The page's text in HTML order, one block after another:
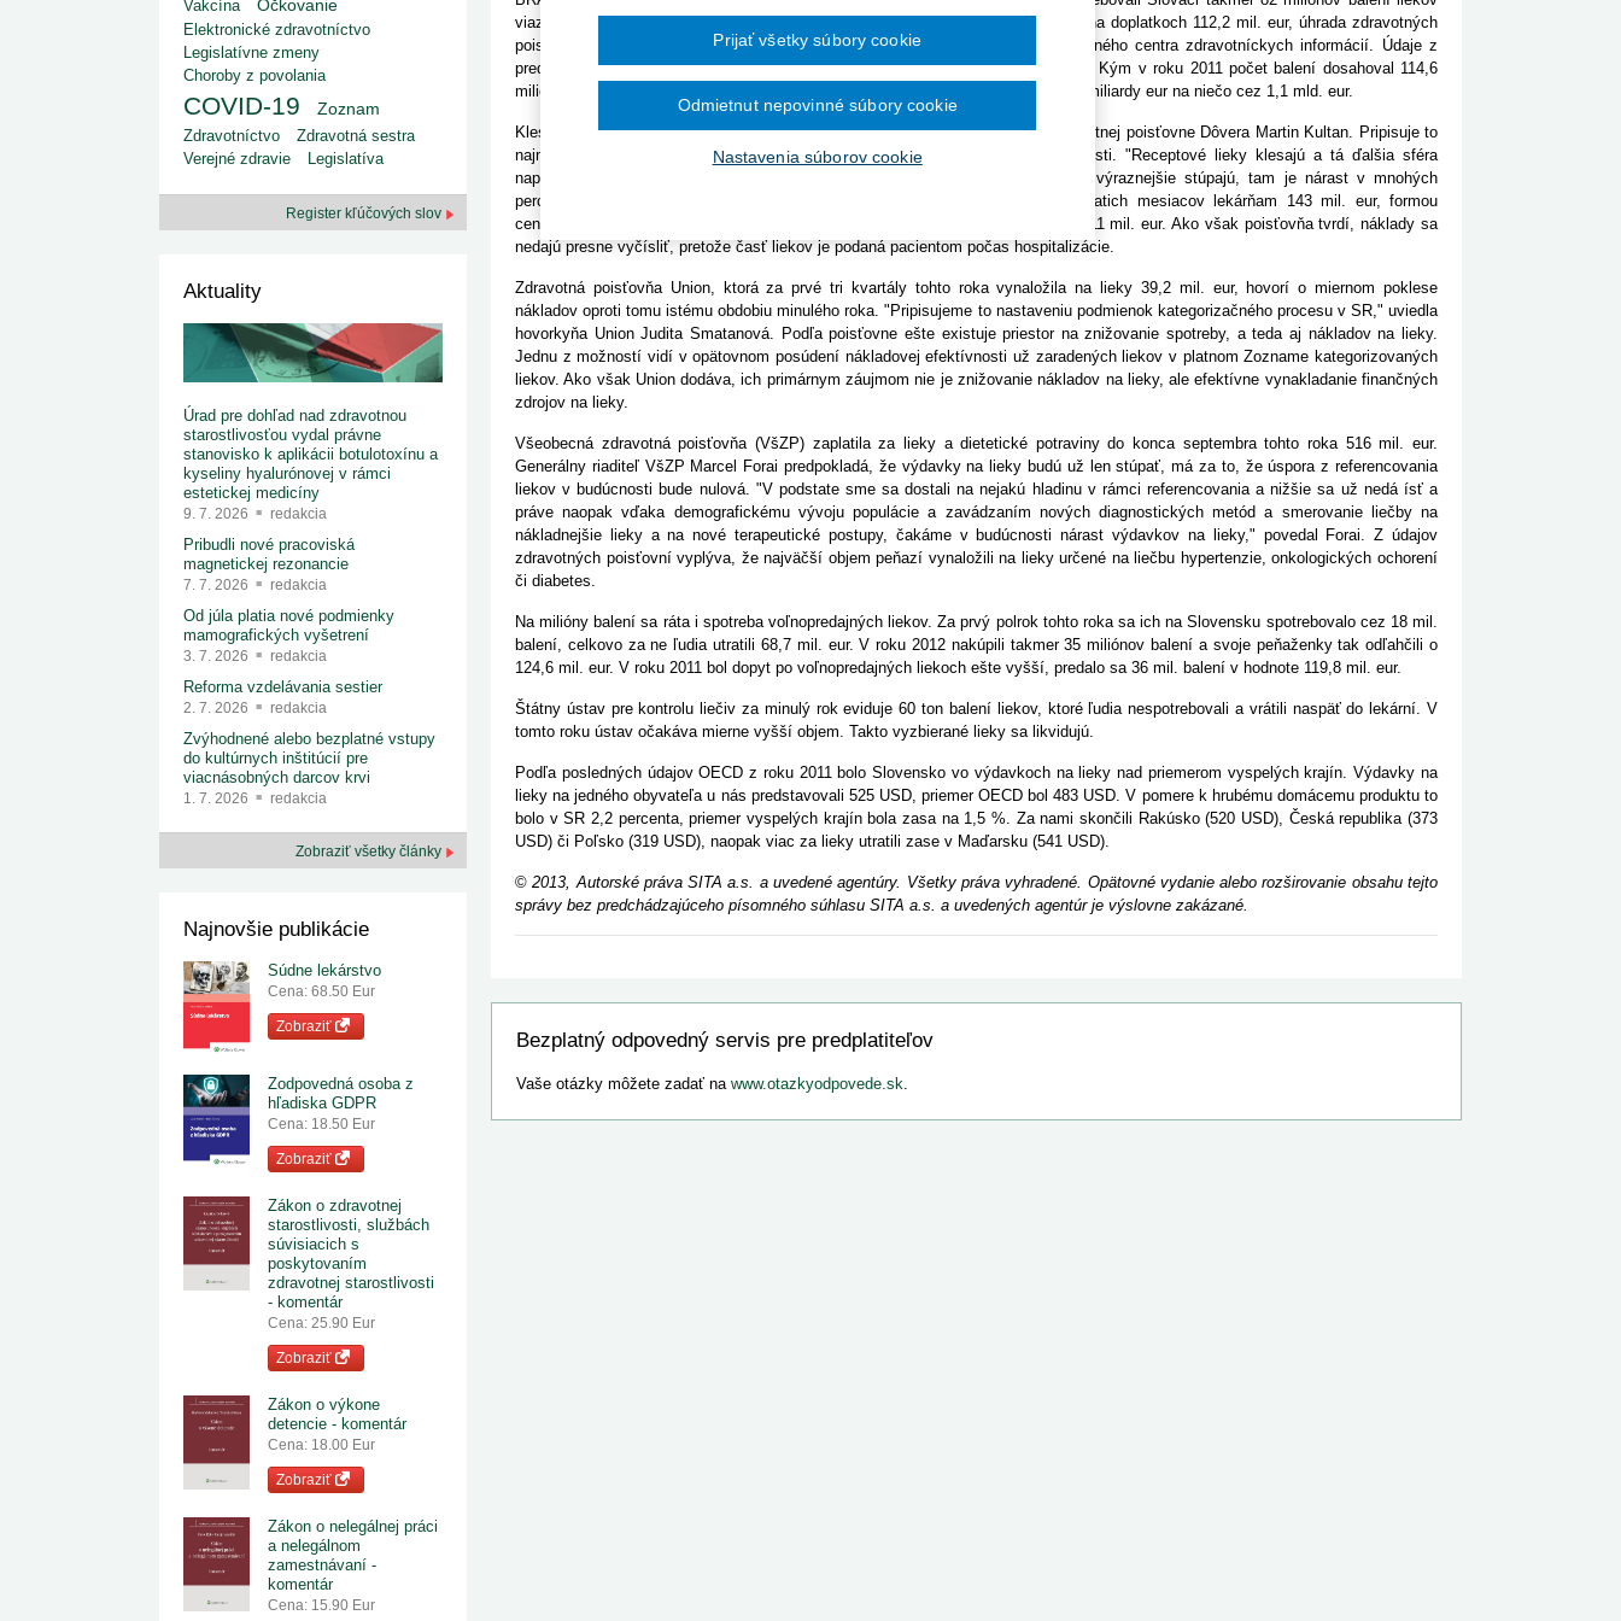
1. 7. 2026
redakcia
Ministerstvo zdravotníctva zverejnilo aktualizovaný
zoznam kategori...
29. 6. 2026
redakcia
Rezort zdravotníctva zverejnil zoznam
29. 6. 2026
redakcia
Výzva na podporu dostupnosti zdravotnej
2015
2012
Od 1. augusta 2026 sa začína šesťmesačné prechodné obdobie na
implementáciu nových elektronických služieb v elektronickej zdravotnej
Ročník 2013
Ročník 2012
Ročník 2010
Ročník 2026
viazaných na lekársky predpis v celkovej hodnote 860 mil. eur. Pacienti nechali na doplatkoch 112,2 mil. eur, úhrada zdravotných
poisťovní sa vyšplhala na zvyšných 747,4 mil. eur. Vyplýva to z údajov Národného centra zdravotníckych informácií. Údaje z
predchádzajúcich dvoch rokov, hovoria o klesajúcej spotrebe receptových liekov. Kým v roku 2011 počet balení dosahoval 114,6
milióna, rok na to poklesol na 108,8 milióna. Výdavky tak medziročne klesli z 1,2 miliardy eur na niečo cez 1,1 mld. eur.
Klesajúci trend spotreby receptových liekov potvrdzuje aj generálny riaditeľ zdravotnej poisťovne Dôvera Martin Kultan. Pripisuje to
najmä reformám v liekovej politike, ktoré boli urobené, ako aj kontrolnej činnosti. "Receptové lieky klesajú a tá ďalšia sféra
napríklad zdravotnícke pomôcky, alebo špeciálne zdravotné materiály, tie zas výraznejšie stúpajú, tam je nárast v mnohých
percentách," skonštatoval Kultan. Dôvera uhradila za lieky počas prvých deviatich mesiacov lekárňam 143 mil. eur, formou
centrálneho nákupu 25,6 mil. eur a v rámci ambulantnej zdravotnej starostlivosti 11 mil. eur. Ako však poisťovňa tvrdí, náklady sa
nedajú presne vyčísliť, pretože časť liekov je podaná pacientom počas hospitalizácie.
Zdravotná poisťovňa Union, ktorá za prvé tri kvartály tohto roka vynaložila na lieky 39,2 mil. eur, hovorí o miernom poklese
nákladov oproti tomu istému obdobiu minulého roka. "Pripisujeme to nastaveniu podmienok kategorizačného procesu v SR," uviedla
hovorkyňa Union Judita Smatanová. Podľa poisťovne ešte existuje priestor na znižovanie spotreby, a teda aj nákladov na lieky.
Jednu z možností vidí v opätovnom posúdení nákladovej efektívnosti už zaradených liekov v platnom Zozname kategorizovaných
liekov. Ako však Union dodáva, ich primárnym záujmom nie je znižovanie nákladov na lieky, ale efektívne vynakladanie finančných
zdrojov na lieky.
Všeobecná zdravotná poisťovňa (VšZP) zaplatila za lieky a dietetické potraviny do konca septembra tohto roka 516 mil. eur.
Generálny riaditeľ VšZP Marcel Forai predpokladá, že výdavky na lieky budú už len stúpať, má za to, že úspora z referencovania
liekov v budúcnosti bude nulová. "V podstate sme sa dostali na nejakú hladinu v rámci referencovania a nižšie sa už nedá ísť a
práve naopak vďaka demografickému vývoju populácie a zavádzaním nových diagnostických metód a smerovanie liečby na
nákladnejšie lieky a na nové terapeutické postupy, čakáme v budúcnosti nárast výdavkov na lieky," povedal Forai. Z údajov
zdravotných poisťovní vyplýva, že najväčší objem peňazí vynaložili na lieky určené na liečbu hypertenzie, onkologických ochorení
či diabetes.
Na milióny balení sa ráta i spotreba voľnopredajných liekov. Za prvý polrok tohto roka sa ich na Slovensku spotrebovalo cez 18 mil.
balení, celkovo za ne ľudia utratili 68,7 mil. eur. V roku 2012 nakúpili takmer 35 miliónov balení a svoje peňaženky tak odľahčili o
124,6 mil. eur. V roku 2011 bol dopyt po voľnopredajných liekoch ešte vyšší, predalo sa 36 mil. balení v hodnote 119,8 mil. eur.
Štátny ústav pre kontrolu liečiv za minulý rok eviduje 60 ton balení liekov, ktoré ľudia nespotrebovali a vrátili naspäť do lekární. V
tomto roku ústav očakáva mierne vyšší objem. Takto vyzbierané lieky sa likvidujú.
Podľa posledných údajov OECD z roku 2011 bolo Slovensko vo výdavkoch na lieky nad priemerom vyspelých krajín. Výdavky na
lieky na jedného obyvateľa u nás predstavovali 525 USD, priemer OECD bol 483 USD. V pomere k hrubému domácemu produktu to
bolo v SR 2,2 percenta, priemer vyspelých krajín bola zasa na 1,5 %. Za nami skončili Rakúsko (520 USD), Česká republika (373
USD) či Poľsko (319 USD), naopak viac za lieky utratili zase v Maďarsku (541 USD).
© 2013, Autorské práva SITA a.s. a uvedené agentúry. Všetky práva vyhradené. Opätovné vydanie alebo rozširovanie obsahu tejto
správy bez predchádzajúceho písomného súhlasu SITA a.s. a uvedených agentúr je výslovne zakázané.
Bezplatný odpovedný servis pre predplatiteľov
Vaše otázky môžete zadať na www.otazkyodpovede.sk.
Vakcína
Očkovanie
Elektronické zdravotníctvo
Legislatívne zmeny
Choroby z povolania
COVID-19
Zoznam
Zdravotníctvo
Zdravotná sestra
Verejné zdravie
Legislatíva
Register kľúčových slov
Aktuality
Úrad pre dohľad nad zdravotnou
starostlivosťou vydal právne
stanovisko k aplikácii botulotoxínu a
kyseliny hyalurónovej v rámci
estetickej medicíny
9. 7. 2026 redakcia
Pribudli nové pracoviská
magnetickej rezonancie
7. 7. 2026 redakcia
Od júla platia nové podmienky
mamografických vyšetrení
3. 7. 2026 redakcia
Reforma vzdelávania sestier
2. 7. 2026 redakcia
Zvýhodnené alebo bezplatné vstupy
do kultúrnych inštitúcií pre
viacnásobných darcov krvi
1. 7. 2026 redakcia
Zobraziť všetky články
Najnovšie publikácie
Súdne lekárstvo
Cena: 68.50 Eur
Zobraziť
Zodpovedná osoba z
hľadiska GDPR
Cena: 18.50 Eur
Zobraziť
Zákon o zdravotnej
starostlivosti, službách
súvisiacich s
poskytovaním
zdravotnej starostlivosti
- komentár
Cena: 25.90 Eur
Zobraziť
Zákon o výkone
detencie - komentár
Cena: 18.00 Eur
Zobraziť
Zákon o nelegálnej práci
a nelegálnom
zamestnávaní -
komentár
Cena: 15.90 Eur
Nastavenia súborov cookie
Odmietnut nepovinné súbory cookie
Prijať všetky súbory cookie